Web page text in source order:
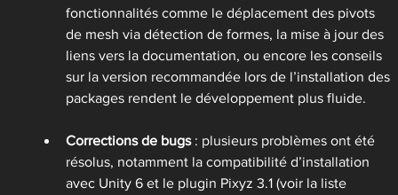
fonctionnalités comme le déplacement des pivots
de mesh via détection de formes, la mise à jour des
liens vers la documentation, ou encore les conseils
sur la version recommandée lors de l’installation des
packages rendent le développement plus fluide.
Corrections de bugs : plusieurs problèmes ont été
résolus, notamment la compatibilité d’installation
avec Unity 6 et le plugin Pixyz 3.1 (voir la liste